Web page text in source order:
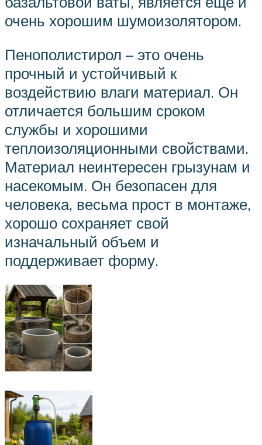
очень хорошим шумоизолятором.
Пенополистирол – это очень
прочный и устойчивый к
воздействию влаги материал. Он
отличается большим сроком
службы и хорошими
теплоизоляционными свойствами.
Материал неинтересен грызунам и
насекомым. Он безопасен для
человека, весьма прост в монтаже,
хорошо сохраняет свой
изначальный объем и
поддерживает форму.